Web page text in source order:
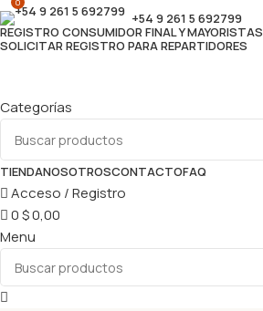
+54 9 261 5 692799
REGISTRO CONSUMIDOR FINAL Y MAYORISTAS
SOLICITAR REGISTRO PARA REPARTIDORES
Categorías
TIENDANOSOTROSCONTACTOFAQ
Acceso / Registro
0$0,00
Menu